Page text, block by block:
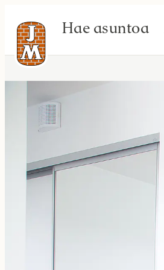
Hae asuntoa